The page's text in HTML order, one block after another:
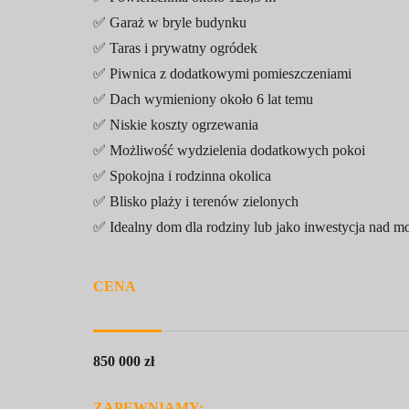
✅ Garaż w bryle budynku
✅ Taras i prywatny ogródek
✅ Piwnica z dodatkowymi pomieszczeniami
✅ Dach wymieniony około 6 lat temu
✅ Niskie koszty ogrzewania
✅ Możliwość wydzielenia dodatkowych pokoi
✅ Spokojna i rodzinna okolica
✅ Blisko plaży i terenów zielonych
✅ Idealny dom dla rodziny lub jako inwestycja nad
CENA
850 000 zł